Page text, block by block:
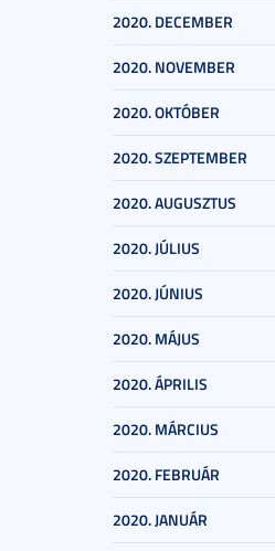
2020. DECEMBER
2020. NOVEMBER
2020. OKTÓBER
2020. SZEPTEMBER
2020. AUGUSZTUS
2020. JÚLIUS
2020. JÚNIUS
2020. MÁJUS
2020. ÁPRILIS
2020. MÁRCIUS
2020. FEBRUÁR
2020. JANUÁR